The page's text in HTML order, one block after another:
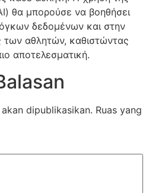
θα μπορούσε να βοηθήσει
δεδομένων και στην
αθλητών, καθιστώντας
αποτελεσματική.
dipublikasikan. Ruas yang